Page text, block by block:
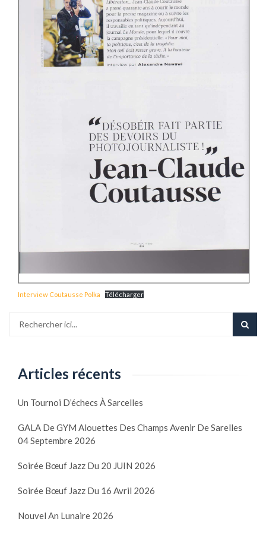
Interview Coutausse Polka Télécharger
Articles récents
Un Tournoi D’échecs À Sarcelles
GALA De GYM Alouettes Des Champs Avenir De Sarelles
04 Septembre 2026
Soirée Bœuf Jazz Du 20 JUIN 2026
Soirée Bœuf Jazz Du 16 Avril 2026
Nouvel An Lunaire 2026